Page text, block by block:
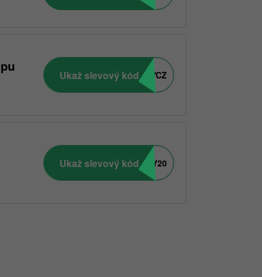
Ukaž slevový kódAPPVLASYCZ
Ukaž slevový kódPRAZDNINY20